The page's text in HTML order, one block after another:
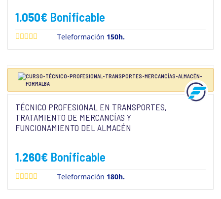
1.050€ Bonificable
Teleformación 150h.
TÉCNICO PROFESIONAL EN TRANSPORTES,
TRATAMIENTO DE MERCANCÍAS Y
FUNCIONAMIENTO DEL ALMACÉN
1.260€ Bonificable
Teleformación 180h.